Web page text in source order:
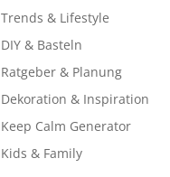
Trends & Lifestyle
DIY & Basteln
Ratgeber & Planung
Dekoration & Inspiration
Keep Calm Generator
Kids & Family